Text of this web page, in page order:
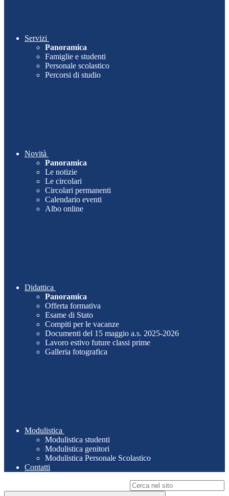
Servizi
Panoramica
Famiglie e studenti
Personale scolastico
Percorsi di studio
Novità
Panoramica
Le notizie
Le circolari
Circolari permanenti
Calendario eventi
Albo online
Didattica
Panoramica
Offerta formativa
Esame di Stato
Compiti per le vacanze
Documenti del 15 maggio a.s. 2025-2026
Lavoro estivo future classi prime
Galleria fotografica
Modulistica
Modulistica studenti
Modulistica genitori
Modulistica Personale Scolastico
Contatti